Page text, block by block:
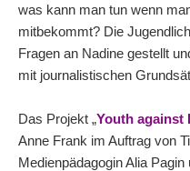
was kann man tun wenn
mitbekommt? Die
Fragen an Nadine gestellt
mit journalistischen
Das Projekt „Youth against
Anne Frank im Auftrag von
Medienpädagogin Alia